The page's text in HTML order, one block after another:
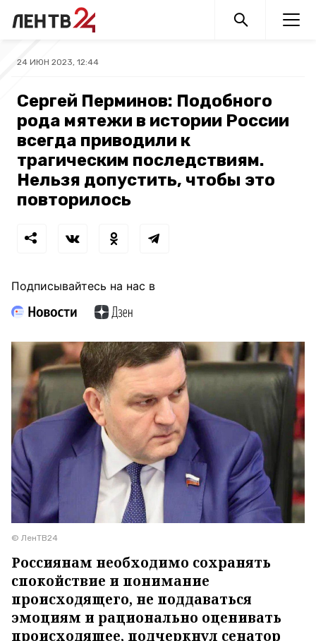
24 ИЮН 2023, 12:44
Сергей Перминов: Подобного
рода мятежи в истории России
всегда приводили к
трагическим последствиям.
Нельзя допустить, чтобы это
повторилось
Подписывайтесь на нас в
© ЛенТВ24
Россиянам необходимо сохранять
спокойствие и понимание
происходящего, не поддаваться
эмоциям и рационально оценивать
происходящее, подчеркнул сенатор